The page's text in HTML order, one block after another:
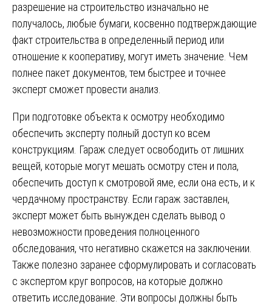
разрешение на строительство изначально не
получалось, любые бумаги, косвенно подтверждающие
факт строительства в определенный период или
отношение к кооперативу, могут иметь значение. Чем
полнее пакет документов, тем быстрее и точнее
эксперт сможет провести анализ.
При подготовке объекта к осмотру необходимо
обеспечить эксперту полный доступ ко всем
конструкциям. Гараж следует освободить от лишних
вещей, которые могут мешать осмотру стен и пола,
обеспечить доступ к смотровой яме, если она есть, и к
чердачному пространству. Если гараж заставлен,
эксперт может быть вынужден сделать вывод о
невозможности проведения полноценного
обследования, что негативно скажется на заключении.
Также полезно заранее сформулировать и согласовать
с экспертом круг вопросов, на которые должно
ответить исследование. Эти вопросы должны быть